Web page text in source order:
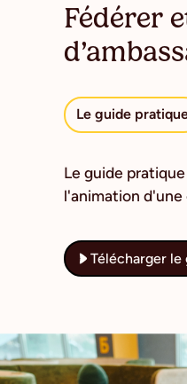
Fédérer
Le guide
Le guide
l'animation d'une
Télécharger le